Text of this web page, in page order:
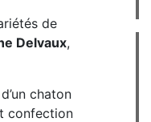
de
Delvaux,
chaton
confection